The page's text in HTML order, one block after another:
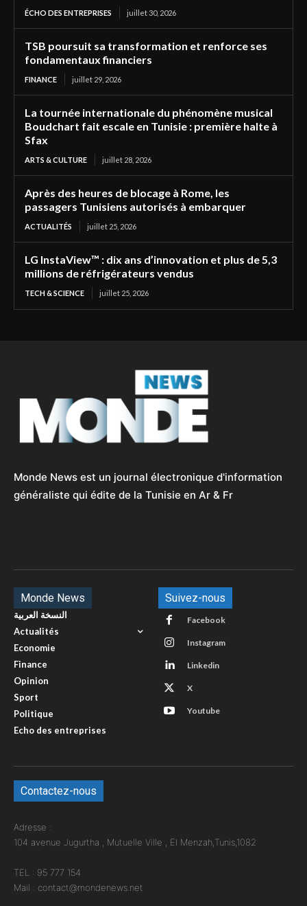
ÉCHO DES ENTREPRISES juillet 30, 2026
TSB poursuit sa transformation et renforce ses
fondamentaux financiers
FINANCE juillet 29, 2026
La tournée internationale du phénomène musical
Boudchart fait escale en Tunisie : première halte à
Sfax
ARTS & CULTURE juillet 28, 2026
Après des heures de blocage à Rome, les
passagers Tunisiens autorisés à embarquer
ACTUALITÉS juillet 25, 2026
LG InstaView™ : dix ans d’innovation et plus de 5,3
millions de réfrigérateurs vendus
TECH & SCIENCE juillet 25, 2026
Monde News est un journal électronique d'information
généraliste qui édite de la Tunisie en Ar & Fr
Monde News
النسخة العربية
Actualités
Economie
Finance
Opinion
Sport
Politique
Echo des entreprises
Suivez-nous
Facebook
Instagram
Linkedin
X
Youtube
Contactez-nous
Adresse :
104 avenue Jugurtha , Mutuelle Ville , El Menzah,Tunis,1082
TEL : 95 777 154
Mail : contact@mondenews.net